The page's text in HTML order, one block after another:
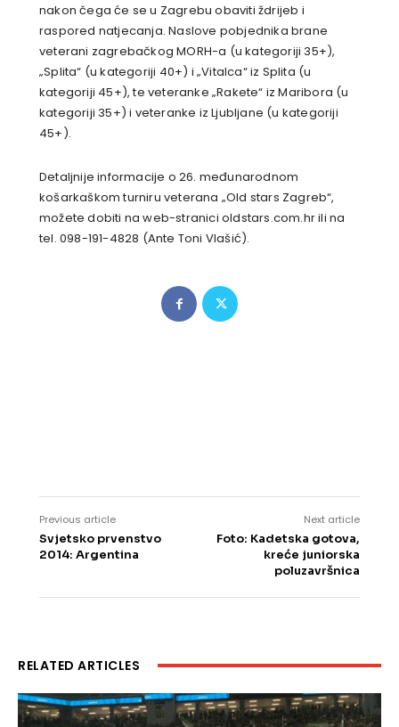
nakon čega će se u Zagrebu obaviti ždrijeb i
raspored natjecanja. Naslove pobjednika brane
veterani zagrebačkog MORH-a (u kategoriji 35+),
„Splita“ (u kategoriji 40+) i „Vitalca“ iz Splita (u
kategoriji 45+), te veteranke „Rakete“ iz Maribora (u
kategoriji 35+) i veteranke iz Ljubljane (u kategoriji
45+).
Detaljnije informacije o 26. međunarodnom
košarkaškom turniru veterana „Old stars Zagreb“,
možete dobiti na web-stranici oldstars.com.hr ili na
tel. 098-191-4828 (Ante Toni Vlašić).
Previous article
Svjetsko prvenstvo
2014: Argentina
Next article
Foto: Kadetska gotova,
kreće juniorska
poluzavršnica
RELATED ARTICLES